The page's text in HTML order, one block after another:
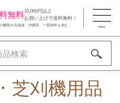
無料10,000円以上
お買い上げで送料無料！
※離島や北海道・沖縄等、一部例外も含む
芝刈機用品